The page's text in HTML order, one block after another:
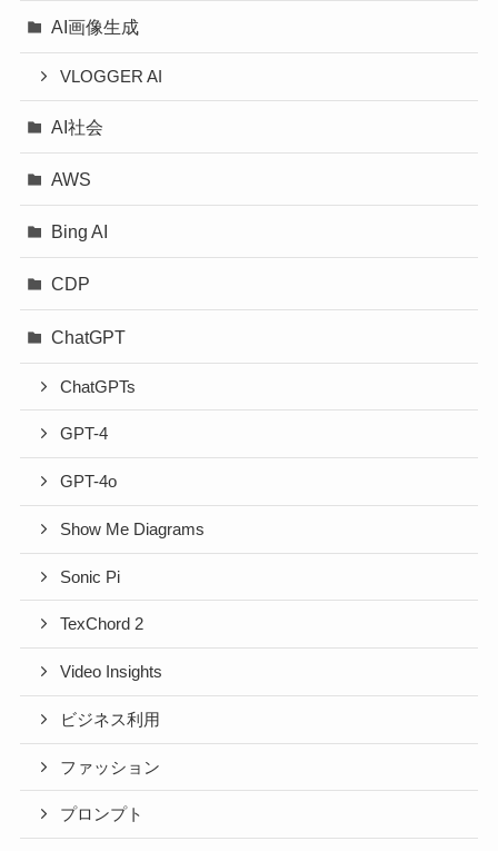
AI画像生成
VLOGGER AI
AI社会
AWS
Bing AI
CDP
ChatGPT
ChatGPTs
GPT-4
GPT-4o
Show Me Diagrams
Sonic Pi
TexChord 2
Video Insights
ビジネス利用
ファッション
プロンプト